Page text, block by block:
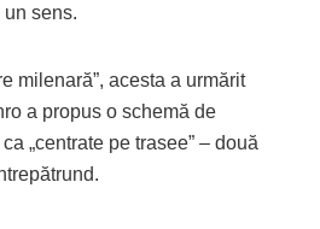
sens.
milenară”, acesta a urmărit
a propus o schemă de
„centrate pe trasee” – două